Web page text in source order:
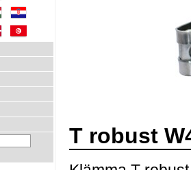
T robust